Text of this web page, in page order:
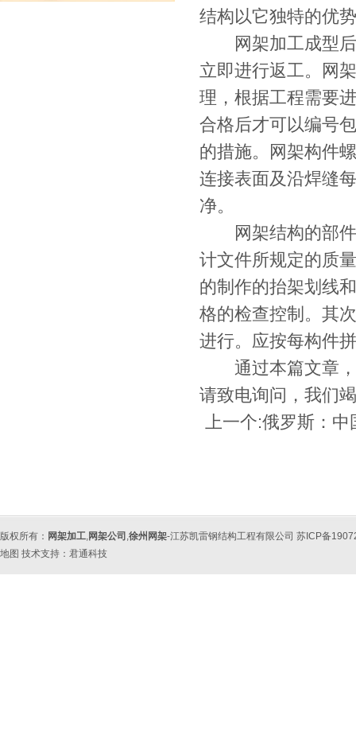
结构以它独特的优
网架加工成型后
立即进行返工。网
理，根据工程需要
合格后才可以编号
的措施。网架构件
连接表面及沿焊缝
净。
网架结构的部件
计文件所规定的质
的制作的抬架划线
格的检查控制。其
进行。应按每构件
通过本篇文章，
请致电询问，我们
上一个:俄罗斯：中
版权所有： 网架加工,网架公司 ,徐州网架-江苏凯雷钢结构工程有限公司 苏ICP备
地图 技术支持： 君通科技